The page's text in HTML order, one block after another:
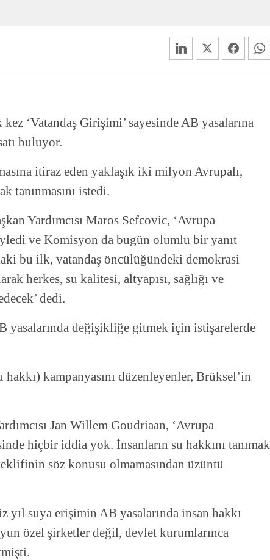
‘Vatandaş Girişimi’ sayesinde AB yasalarına
buluyor.
itiraz eden yaklaşık iki milyon Avrupalı,
tanınmasını istedi.
Yardımcısı Maros Sefcovic, ‘Avrupa
ve Komisyon da bugün olumlu bir yanıt
bu ilk, vatandaş öncülüğündeki demokrasi
herkes, su kalitesi, altyapısı, sağlığı ve
dedi.
yasalarında değişikliğe gitmek için istişarelerde
kampanyasını düzenleyenler, Brüksel’in
Jan Willem Goudriaan, ‘Avrupa
hiçbir iddia yok. İnsanların su hakkını tanımak
söz konusu olmamasından üzüntü
yıl suya erişimin AB yasalarında insan hakkı
özel şirketler değil, devlet kurumlarınca